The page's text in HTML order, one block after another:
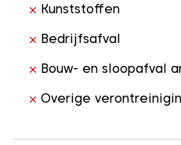
Kunststoffen
Bedrijfsafval
Bouw- en sloopafval
Overige